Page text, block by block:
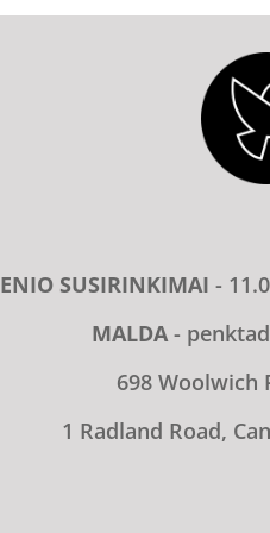
SUSIRINKIMAI -
MALDA -
698 Woolwich
1 Radland Road,